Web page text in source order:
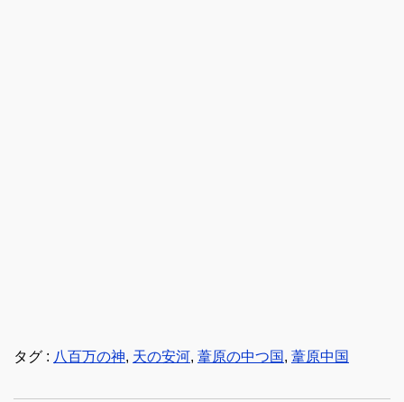
タグ : 八百万の神, 天の安河, 葦原の中つ国, 葦原中国